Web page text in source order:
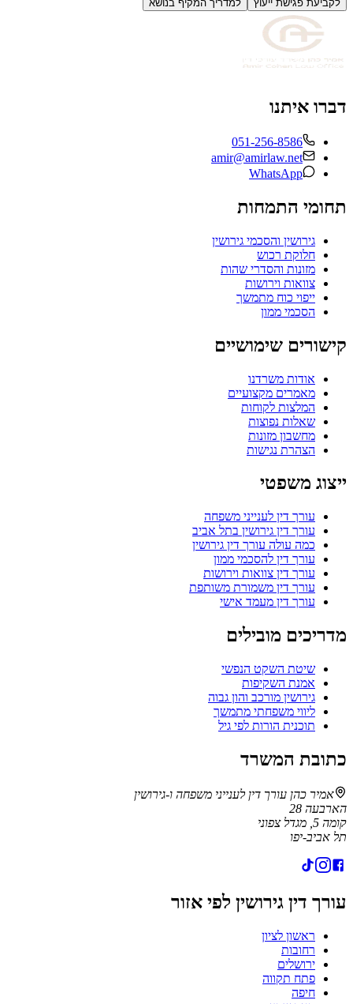
לקביעת פגישת ייעוץ למדריך המקיף בנושא
דברו איתנו
051-256-8586
amir@amirlaw.net
WhatsApp
תחומי התמחות
גירושין והסכמי גירושין
חלוקת רכוש
מזונות והסדרי שהות
צוואות וירושות
ייפוי כוח מתמשך
הסכמי ממון
קישורים שימושיים
אודות משרדנו
מאמרים מקצועיים
המלצות לקוחות
שאלות נפוצות
מחשבון מזונות
הצהרת נגישות
ייצוג משפטי
עורך דין לענייני משפחה
עורך דין גירושין בתל אביב
כמה עולה עורך דין גירושין
עורך דין להסכמי ממון
עורך דין צוואות וירושות
עורך דין משמורת משותפת
עורך דין מעמד אישי
מדריכים מובילים
שיטת השקט הנפשי
אמנת השקיפות
גירושין מורכב והון גבוה
ליווי משפחתי מתמשך
תוכנית הורות לפי גיל
כתובת המשרד
אמיר כהן עורך דין לענייני משפחה ו-גירושין
הארבעה 28
קומה 5, מגדל צפוני
תל אביב-יפו
עורך דין גירושין לפי אזור
ראשון לציון
רחובות
ירושלים
פתח תקווה
חיפה